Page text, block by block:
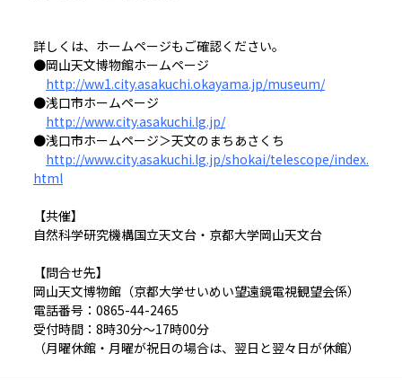
詳しくは、ホームページもご確認ください。
●岡山天文博物館ホームページ
http://ww1.city.asakuchi.okayama.jp/museum/
●浅口市ホームページ
http://www.city.asakuchi.lg.jp/
●浅口市ホームページ＞天文のまちあさくち
http://www.city.asakuchi.lg.jp/shokai/telescope/index.
html
【共催】
自然科学研究機構国立天文台・京都大学岡山天文台
【問合せ先】
岡山天文博物館（京都大学せいめい望遠鏡電視観望会係）
電話番号：0865-44-2465
受付時間：8時30分～17時00分
（月曜休館・月曜が祝日の場合は、翌日と翌々日が休館）